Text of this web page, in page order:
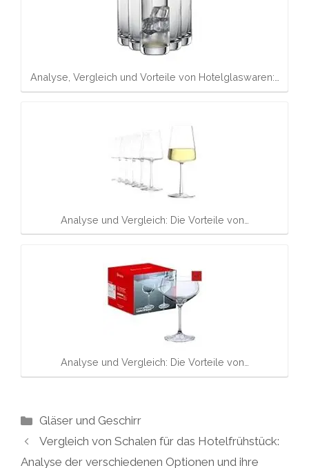
Analyse, Vergleich und Vorteile von Hotelglaswaren:…
Analyse und Vergleich: Die Vorteile von…
Analyse und Vergleich: Die Vorteile von…
Kategorien
Gläser und Geschirr
Vergleich von Schalen für das Hotelfrühstück:
Analyse der verschiedenen Optionen und ihre